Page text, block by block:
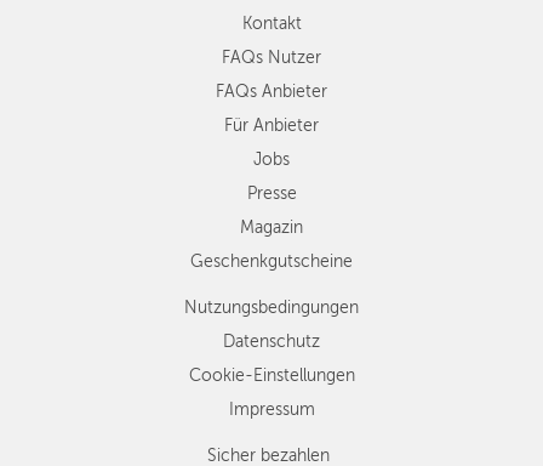
Kontakt
FAQs Nutzer
FAQs Anbieter
Für Anbieter
Jobs
Presse
Magazin
Geschenkgutscheine
Nutzungsbedingungen
Datenschutz
Cookie-Einstellungen
Impressum
Sicher bezahlen